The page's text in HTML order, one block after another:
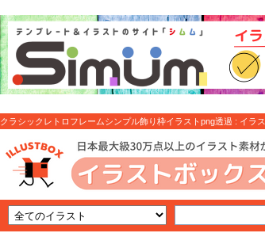
クラシックレトロフレームシンプル飾り枠イラストpng透過 : イラス